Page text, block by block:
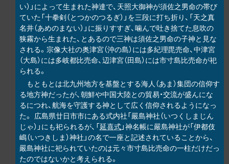
い）」によって生まれた神達で、天照大御神が須佐之男命の帯び
ていた「十拳剣（とつかのつるぎ）」を三段に打ち折り、「天之真
名井（あめのまない）」に振りすすぎ、噛んで吐き捨てた息吹の
狭霧から生まれた、とあるので三神は須佐之男命の子神と見な
される。宗像大社の奥津宮（沖の島）には多紀理毘売命、中津宮
（大島）には多岐都比売命、辺津宮（田島）には市寸島比売命が祀
られる。
もともとは北九州地方を基盤とする海人（あま）集団の信仰す
る地方神だったが、朝鮮や中国大陸との貿易・交流が盛んにな
るにつれ、航海を守護する神として広く信仰されるようになっ
た。 広島県廿日市市にある式内社「嚴島神社（いつくしまじん
じゃ）」にも祀られるが、「延喜式」神名帳に嚴島神社が「伊都伎
嶋（いつきしま）神社」の名で一座と記述されていることから、
嚴島神社に祀られていたのは元々市寸島比売命の一柱だけだっ
たのではないかと考えられる。